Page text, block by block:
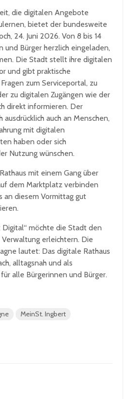
die digitalen Angebote
bietet der bundesweite
24. Juni 2026. Von 8 bis 14
und Bürger herzlich eingeladen,
Die Stadt stellt ihre digitalen
und gibt praktische
zum Serviceportal, zu
zu digitalen Zugängen wie der
direkt informieren. Der
auch an Menschen,
mit digitalen
haben oder sich
Nutzung wünschen.
mit einem Gang über
dem Marktplatz verbinden
an diesem Vormittag gut
möchte die Stadt den
erleichtern. Die
lautet: Das digitale Rathaus
alltagsnah und als
alle Bürgerinnen und Bürger.
MeinSt. Ingbert